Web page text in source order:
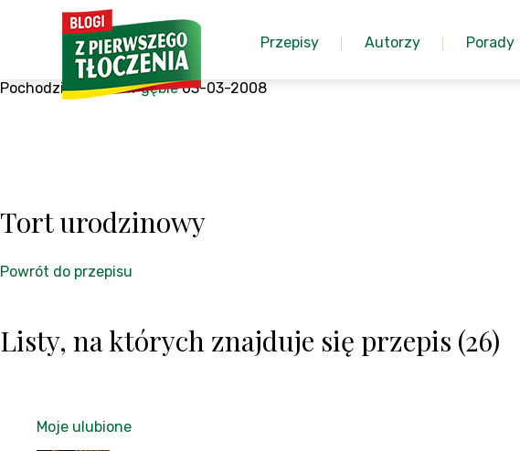
Przepisy Autorzy Porady
Pochodzi z:Niebo w gębie 03-03-2008
Tort urodzinowy
Powrót do przepisu
Listy, na których znajduje się przepis (26)
Moje ulubione